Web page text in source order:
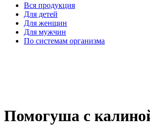
Вся продукция
Для детей
Для женщин
Для мужчин
По системам организма
Помогуша с